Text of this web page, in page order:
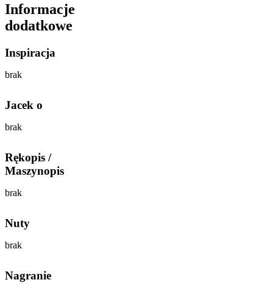
Informacje
dodatkowe
Inspiracja
brak
Jacek o
brak
Rękopis /
Maszynopis
brak
Nuty
brak
Nagranie